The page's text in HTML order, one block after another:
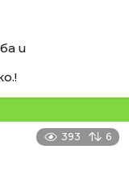
и
393 6